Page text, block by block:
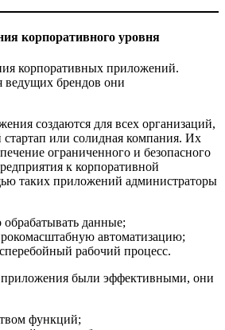
корпоративного уровня
корпоративных приложений.
ведущих брендов они
создаются для всех организаций,
стартап или солидная компания. Их
ограниченного и безопасного
к корпоративной
таких приложений администраторы
обрабатывать данные;
автоматизацию;
рабочий процесс.
были эффективными, они
функций;